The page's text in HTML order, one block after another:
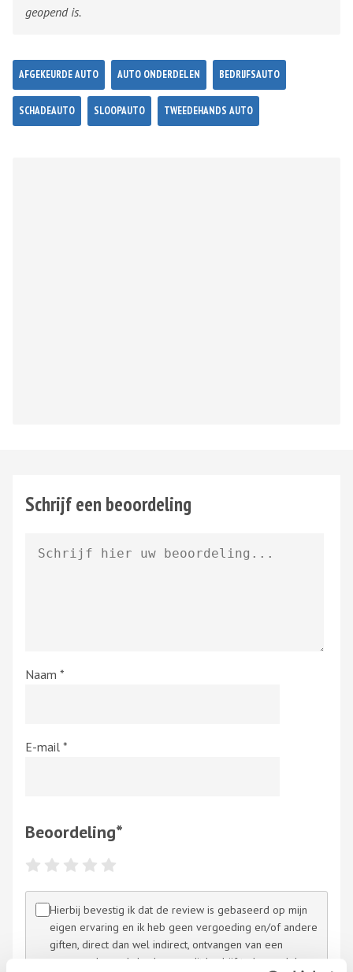
geopend is.
AFGEKEURDE AUTO AUTO ONDERDELEN BEDRIJFSAUTO
SCHADEAUTO SLOOPAUTO TWEEDEHANDS AUTO
Schrijf een beoordeling
Naam *
E-mail *
Beoordeling*
Hierbij bevestig ik dat de review is gebaseerd op mijn
eigen ervaring en ik heb geen vergoeding en/of andere
giften, direct dan wel indirect, ontvangen van een
persoon dan wel derden, om dit bedrijf te beoordelen.